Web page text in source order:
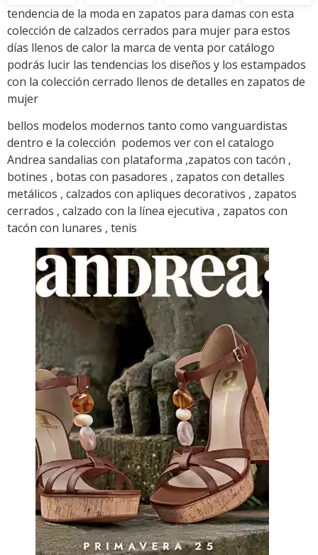
tendencia de la moda en zapatos para damas con esta
colección de calzados cerrados para mujer para estos
días llenos de calor la marca de venta por catálogo
podrás lucir las tendencias los diseños y los estampados
con la colección cerrado llenos de detalles en zapatos de
mujer
bellos modelos modernos tanto como vanguardistas
dentro e la colección podemos ver con el catalogo
Andrea sandalias con plataforma ,zapatos con tacón ,
botines , botas con pasadores , zapatos con detalles
metálicos , calzados con apliques decorativos , zapatos
cerrados , calzado con la línea ejecutiva , zapatos con
tacón con lunares , tenis